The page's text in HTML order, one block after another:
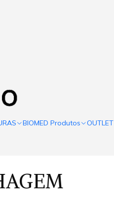
BIOMED Produtos OUTLET